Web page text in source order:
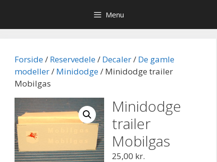
indhold
Menu
Forside/ Reservedele/ Decaler/ De gamle
modeller/ Minidodge/ Minidodge trailer
Mobilgas
Minidodge
trailer
Mobilgas
25,00 kr.